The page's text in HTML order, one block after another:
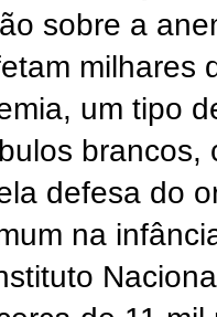
sobre a
milhares
um tipo
brancos,
defesa do
na